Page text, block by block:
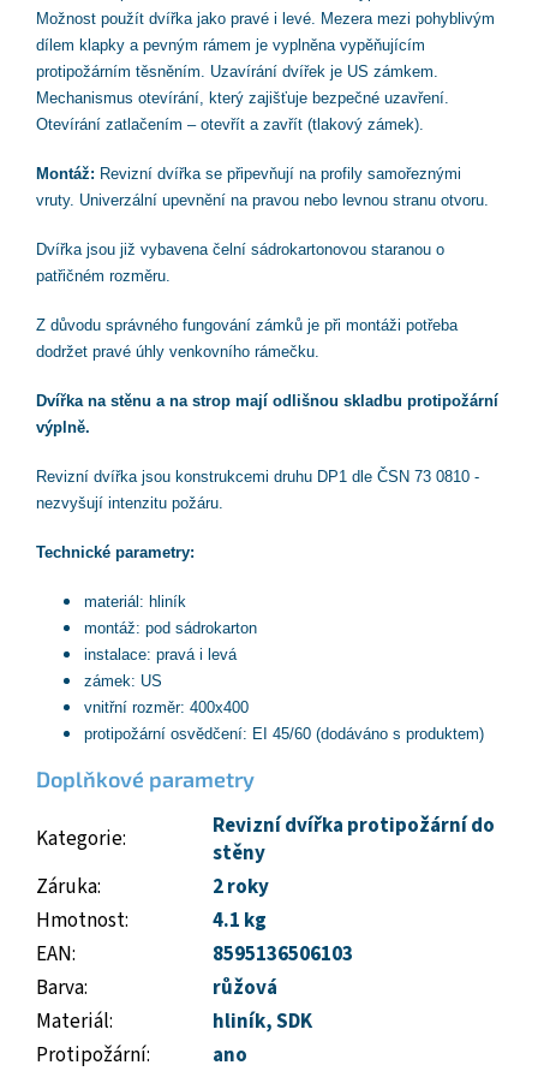
Možnost použít dvířka jako pravé i levé. Mezera mezi pohyblivým
dílem klapky a pevným rámem je vyplněna vypěňujícím
protipožárním těsněním. Uzavírání dvířek je US zámkem.
Mechanismus otevírání, který zajišťuje bezpečné uzavření.
Otevírání zatlačením – otevřít a zavřít (tlakový zámek).
Montáž: Revizní dvířka se připevňují na profily samořeznými
vruty. Univerzální upevnění na pravou nebo levnou stranu otvoru.
Dvířka jsou již vybavena čelní sádrokartonovou staranou o
patřičném rozměru.
Z důvodu správného fungování zámků je při montáži potřeba
dodržet pravé úhly venkovního rámečku.
Dvířka na stěnu a na strop mají odlišnou skladbu protipožární
výplně.
Revizní dvířka jsou konstrukcemi druhu DP1 dle ČSN 73 0810 -
nezvyšují intenzitu požáru.
Technické parametry:
materiál: hliník
montáž: pod sádrokarton
instalace: pravá i levá
zámek: US
vnitřní rozměr: 400x400
protipožární osvědčení: EI 45/60 (dodáváno s produktem)
Doplňkové parametry
Kategorie:
Revizní dvířka protipožární do
stěny
Záruka:
2 roky
Hmotnost:
4.1 kg
EAN:
8595136506103
Barva:
růžová
Materiál: hliník,SDK
Protipožární:
ano